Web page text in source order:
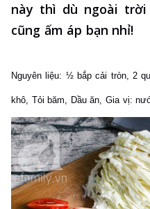
này thì dù ngoài
cũng ấm áp bạn nhỉ!
Nguyên liệu: ½ bắp cải tròn, 2
khô, Tỏi băm, Dầu ăn,Gia vị: